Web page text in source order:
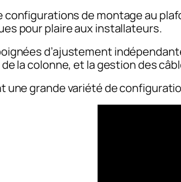
configurations de montage au
pour plaire aux installateurs.
d’ajustement
la colonne, et la gestion des
grande variété de